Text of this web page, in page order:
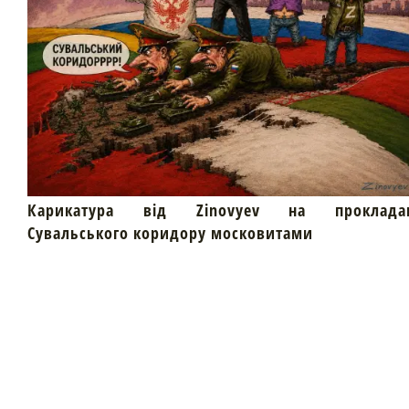
Карикатура від Zinovyev на
Сувальського коридору московитами